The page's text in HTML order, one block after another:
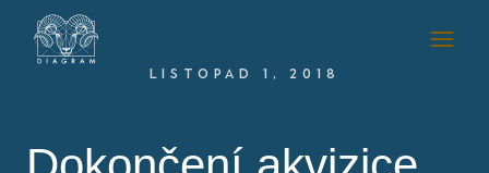
LISTOPAD 1, 2018